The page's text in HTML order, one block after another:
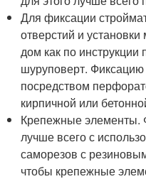
Для фиксации
отверстий и
дом как по инструкции
шуруповерт.
посредством
кирпичной или
Крепежные элементы.
лучше всего с
саморезов с
чтобы крепежные